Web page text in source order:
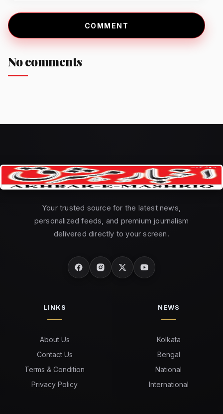
COMMENT
No comments
Your trusted source for the latest news,
personalized feeds, and premium journalism
delivered directly to your screen.
LINKS
About Us
Contact Us
Terms & Condition
Privacy Policy
NEWS
Kolkata
Bengal
National
International